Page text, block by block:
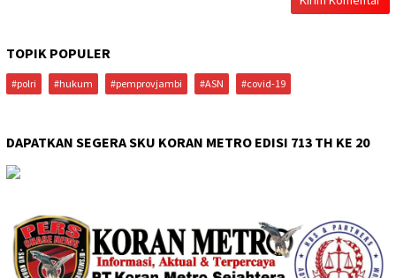
TOPIK POPULER
#polri #hukum #pemprovjambi #ASN #covid-19
DAPATKAN SEGERA SKU KORAN METRO EDISI 713 TH KE 20